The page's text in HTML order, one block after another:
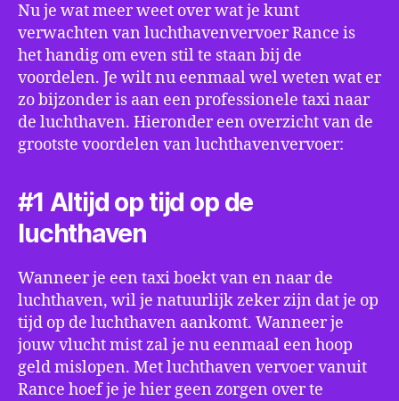
Nu je wat meer weet over wat je kunt
verwachten van luchthavenvervoer Rance is
het handig om even stil te staan bij de
voordelen. Je wilt nu eenmaal wel weten wat er
zo bijzonder is aan een professionele taxi naar
de luchthaven. Hieronder een overzicht van de
grootste voordelen van luchthavenvervoer:
#1 Altijd op tijd op de
luchthaven
Wanneer je een taxi boekt van en naar de
luchthaven, wil je natuurlijk zeker zijn dat je op
tijd op de luchthaven aankomt. Wanneer je
jouw vlucht mist zal je nu eenmaal een hoop
geld mislopen. Met luchthaven vervoer vanuit
Rance hoef je je hier geen zorgen over te